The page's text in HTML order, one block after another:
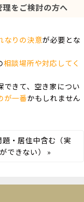
をご検討の方へ
なりの決意が必要とな
相談場所や対応してく
きて、空き家につい
が一番かもしれません
・居住中含む（実
できない）
»